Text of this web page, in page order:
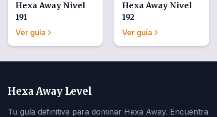
Hexa Away Nivel
191
Ver guía
Hexa Away Nivel
192
Ver guía
Hexa Away Level
Tu guía definitiva para dominar Hexa Away. Encuentra